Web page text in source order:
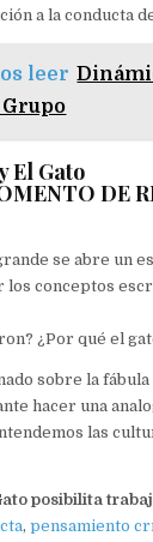
a la conducta
leer
El Gato
DE
se abre un
conceptos
¿Por qué el
sobre la
hacer una
las
posibilita
,pensamiento